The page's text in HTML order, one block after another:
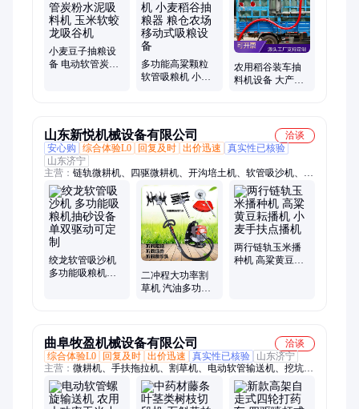
小麦豆子抽粮设
备 电动软管炭粉
多功能高粱颗粒
软管吸粮机 小麦
农用稻谷装车抽
料机设备 大产量
山东新悦机械设备有限公司
洽谈
安心购
综合体验L0 回复及时 出价迅速
真实性已核验
山东济宁
主营： 链轨微耕机、四驱微耕机、开沟培土机、软管吸沙机、微
型松土除草机、犁地机、不锈钢搅拌机、链条开沟机、打药机、
冷雾机、宗申微耕机、手扶拖拉机、播种机、除草机、割草机、
吸沙机、超低容量喷雾器、播种施肥机、割晒机、果树打药机、
水雾烟雾两用机、脉冲式弥雾机、遥控打药机
绞龙软管吸沙机
多功能吸粮机抽
二冲程大功率割
草机 汽油多功能
两行链轨玉米播
种机 高粱黄豆耘
曲阜牧盈机械设备有限公司
洽谈
综合体验L0
回复及时 出价迅速 真实性已核验
山东济宁
主营： 微耕机、手扶拖拉机、割草机、电动软管输送机、挖坑
机、榨汁机、压榨机、打浆机、石磨机、切片机、餐厨垃圾处理
机、膨化机、炒货机、地瓜炉、青贮牧草膜、捆草网、颗粒机、